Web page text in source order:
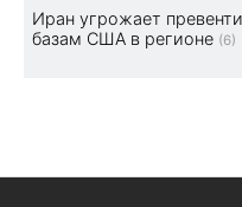
Иран угрожает
базам США в регионе (6)